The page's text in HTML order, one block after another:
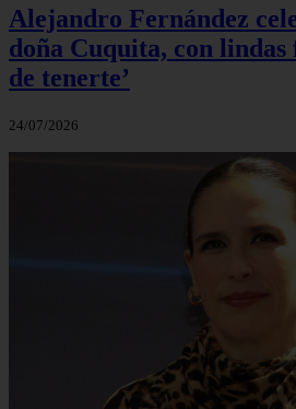
Alejandro Fernández
doña Cuquita, con lindas
de tenerte’
24/07/2026